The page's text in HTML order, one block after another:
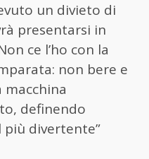
un divieto di
presentarsi in
ce l’ho con la
non bere e
definendo
più divertente”